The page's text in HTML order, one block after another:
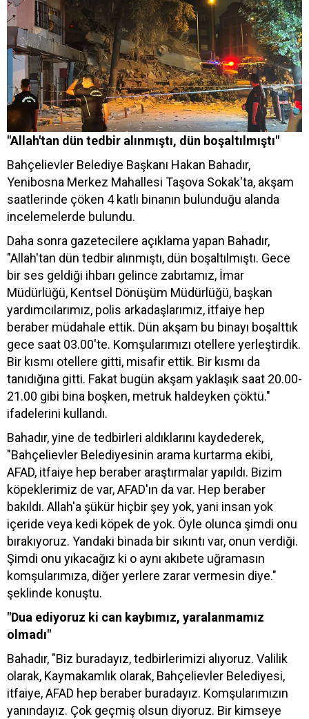
"Allah'tan dün tedbir alınmıştı, dün boşaltılmıştı"
Bahçelievler Belediye Başkanı Hakan Bahadır,
Yenibosna Merkez Mahallesi Taşova Sokak'ta, akşam
saatlerinde çöken 4 katlı binanın bulunduğu alanda
incelemelerde bulundu.
Daha sonra gazetecilere açıklama yapan Bahadır,
"Allah'tan dün tedbir alınmıştı, dün boşaltılmıştı. Gece
bir ses geldiği ihbarı gelince zabıtamız, İmar
Müdürlüğü, Kentsel Dönüşüm Müdürlüğü, başkan
yardımcılarımız, polis arkadaşlarımız, itfaiye hep
beraber müdahale ettik. Dün akşam bu binayı boşalttık
gece saat 03.00'te. Komşularımızı otellere yerleştirdik.
Bir kısmı otellere gitti, misafir ettik. Bir kısmı da
tanıdığına gitti. Fakat bugün akşam yaklaşık saat 20.00-
21.00 gibi bina boşken, metruk haldeyken çöktü."
ifadelerini kullandı.
Bahadır, yine de tedbirleri aldıklarını kaydederek,
"Bahçelievler Belediyesinin arama kurtarma ekibi,
AFAD, itfaiye hep beraber araştırmalar yapıldı. Bizim
köpeklerimiz de var, AFAD'ın da var. Hep beraber
bakıldı. Allah'a şükür hiçbir şey yok, yani insan yok
içeride veya kedi köpek de yok. Öyle olunca şimdi onu
bırakıyoruz. Yandaki binada bir sıkıntı var, onun verdiği.
Şimdi onu yıkacağız ki o aynı akıbete uğramasın
komşularımıza, diğer yerlere zarar vermesin diye."
şeklinde konuştu.
"Dua ediyoruz ki can kaybımız, yaralanmamız
olmadı"
Bahadır, "Biz buradayız, tedbirlerimizi alıyoruz. Valilik
olarak, Kaymakamlık olarak, Bahçelievler Belediyesi,
itfaiye, AFAD hep beraber buradayız. Komşularımızın
yanındayız. Çok geçmiş olsun diyoruz. Bir kimseye